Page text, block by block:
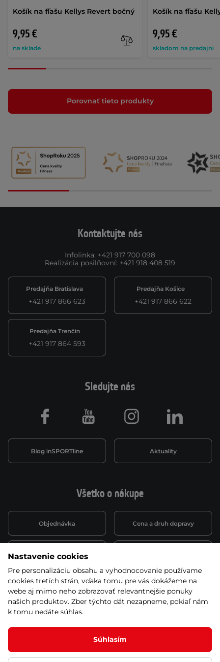
Košík na fľašu Kellys Revert bočný
9,95 €
na sklade
Košík na fľašu
9,95 €
skladom na predajni
Porovnať tieto produkty
Kontaktujte nás
Infolinka: +421 917 700 098
Realizácia posilňovní: +421 918 408 519
Predajňa Bratislava
+421 917 866 623
Predajňa Košice
+421 917 866 622
Predajňa Trenčín
+421 917 864 593
Všetko o nákupe
Objednávka Cena a druh dopravy
Spôsob platby
Montáž a servis Reklamácie a záruka
Kariéra
Sledujte nás
Blog inSPORTline Aktuality
Facebook Youtube Instagram LinkedIn
Nastavenie cookies
Pre personalizáciu obsahu a vyhodnocovanie používame
cookies tretích strán, vďaka tomu pre vás dokážeme na
webe aj mimo neho zobrazovať relevantnejšie ponuky
našich produktov. Zber týchto dát nezapneme, pokiaľ nám
k tomu nedáte súhlas.
Súhlasím